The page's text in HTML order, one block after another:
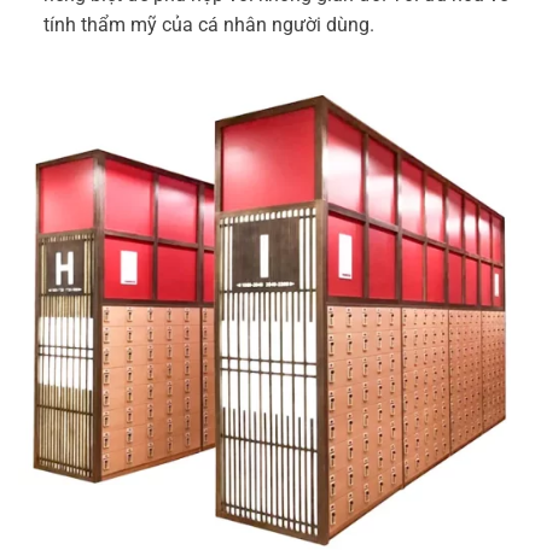
tính thẩm mỹ của cá nhân người dùng.